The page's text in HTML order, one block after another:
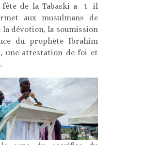
fête de la Tabaski a -t- il
aux musulmans de
dévotion, la soumission
du prophète Ibrahim
une attestation de foi et